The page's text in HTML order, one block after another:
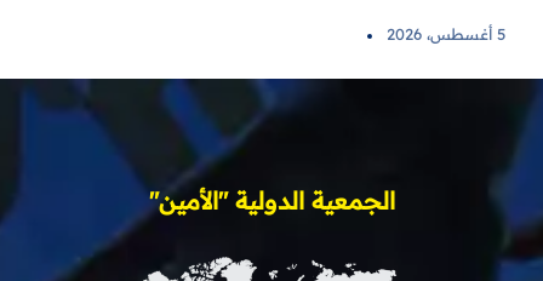
5 أغسطس، 2026
الجمعية الدولية "الأمين"